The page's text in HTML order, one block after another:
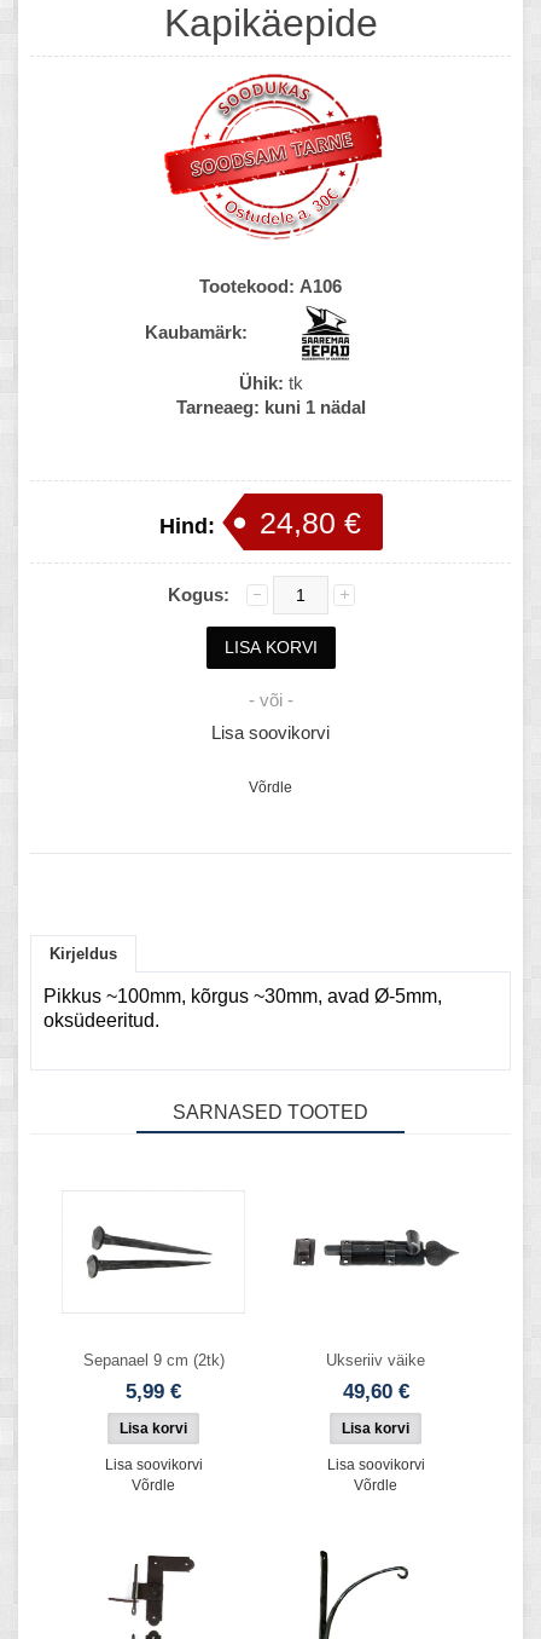
Kapikäepide
Tootekood: A106
Kaubamärk:
Ühik: tk
Tarneaeg: kuni 1 nädal
Hind: 24,80 €
Kogus:
- või -
Lisa soovikorvi
Võrdle
Kirjeldus
Pikkus ~100mm, kõrgus ~30mm, avad Ø-5mm,
oksüdeeritud.
SARNASED TOOTED
Sepanael 9 cm (2tk)
5,99 €
Lisa soovikorvi
Võrdle
Ukseriiv väike
49,60 €
Lisa soovikorvi
Võrdle